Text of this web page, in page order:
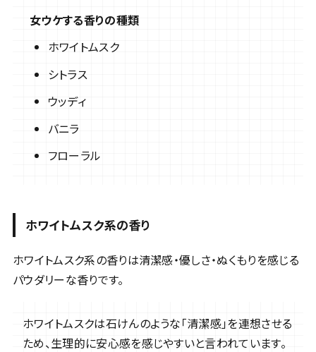
女ウケする香りの種類
ホワイトムスク
シトラス
ウッディ
バニラ
フローラル
ホワイトムスク系の香り
ホワイトムスク系の香りは清潔感・優しさ・ぬくもりを感じる
パウダリーな香りです。
ホワイトムスクは石けんのような「清潔感」を連想させる
ため、生理的に安心感を感じやすいと言われています。